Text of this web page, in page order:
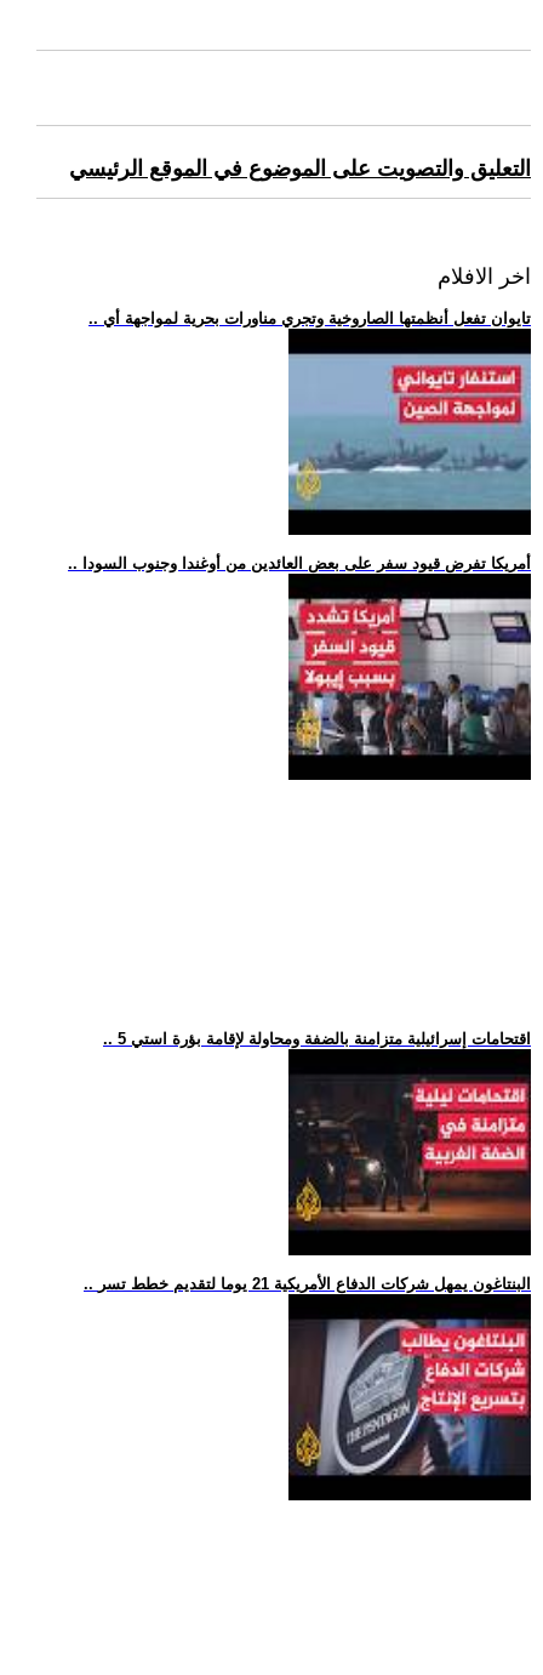
التعليق والتصويت على الموضوع في الموقع الرئيسي
اخر الافلام
.. تايوان تفعل أنظمتها الصاروخية وتجري مناورات بحرية لمواجهة أي
.. أمريكا تفرض قيود سفر على بعض العائدين من أوغندا وجنوب السودا
.. 5 اقتحامات إسرائيلية متزامنة بالضفة ومحاولة لإقامة بؤرة استي
.. البنتاغون يمهل شركات الدفاع الأمريكية 21 يوما لتقديم خطط تسر